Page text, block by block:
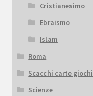
Cristianesimo
Ebraismo
Islam
Roma
Scacchi carte giochi
Scienze